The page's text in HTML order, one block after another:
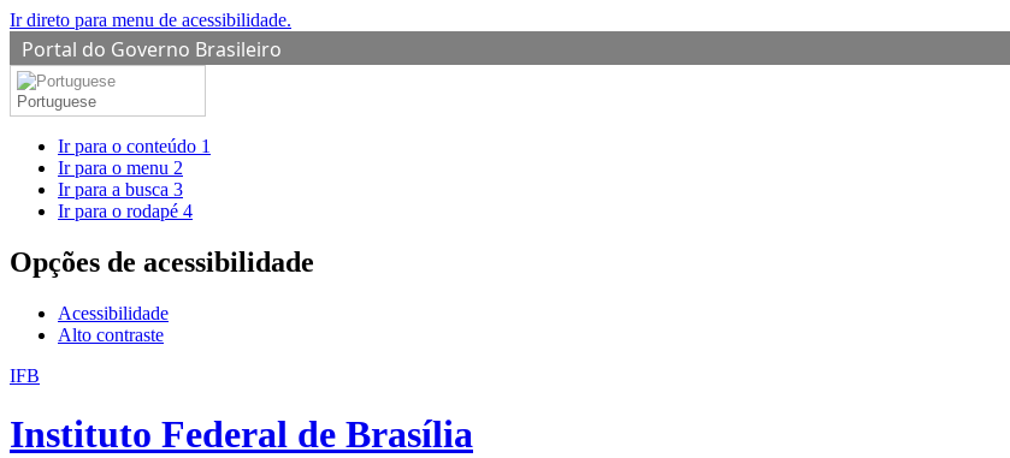
Ir direto para menu de acessibilidade.
Portal do Governo Brasileiro
Portuguese
Ir para o conteúdo 1
Ir para o menu 2
Ir para a busca 3
Ir para o rodapé 4
Opções de acessibilidade
Acessibilidade
Alto contraste
IFB
Instituto Federal de Brasília